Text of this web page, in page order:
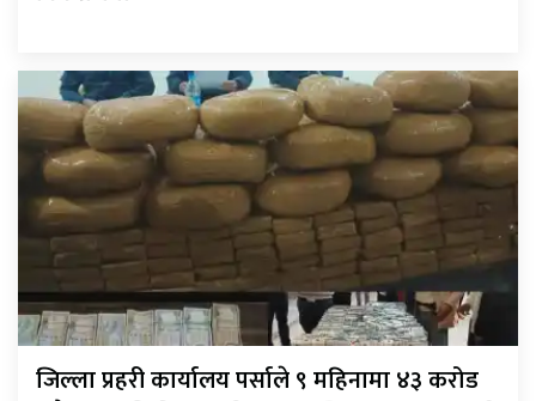
जिल्ला प्रहरी कार्यालय पर्साले ९ महिनामा ४३ करोड